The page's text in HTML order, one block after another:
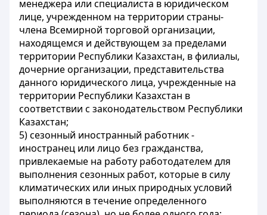
менеджера или специалиста в юридическом
лице, учрежденном на территории страны-
члена Всемирной торговой организации,
находящемся и действующем за пределами
территории Республики Казахстан, в филиалы,
дочерние организации, представительства
данного юридического лица, учрежденные на
территории Республики Казахстан в
соответствии с законодательством Республики
Казахстан;
5) сезонный иностранный работник -
иностранец или лицо без гражданства,
привлекаемые на работу работодателем для
выполнения сезонных работ, которые в силу
климатических или иных природных условий
выполняются в течение определенного